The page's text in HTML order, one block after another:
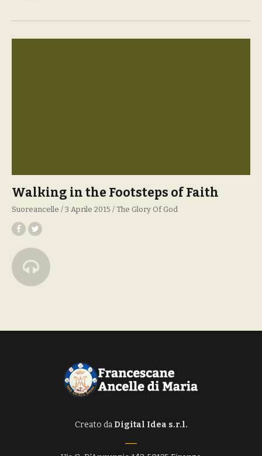
Walking in the Footsteps of Faith
Suoreancelle 3 Aprile 2015 The Glory Of God
Creato da Digital Idea s.r.l.